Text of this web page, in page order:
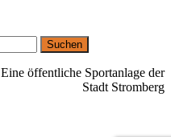
Eine öffentliche Sportanlage der
Stadt Stromberg